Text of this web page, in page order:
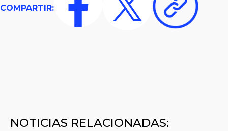
COMPARTIR:
NOTICIAS RELACIONADAS: